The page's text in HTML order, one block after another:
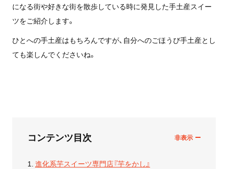
になる街や好きな街を散歩している時に発見した手土産スイー
ツをご紹介します。
ひとへの手土産はもちろんですが、自分へのごほうび手土産とし
ても楽しんでくださいね。
コンテンツ目次
進化系芋スイーツ専門店『芋をかし』